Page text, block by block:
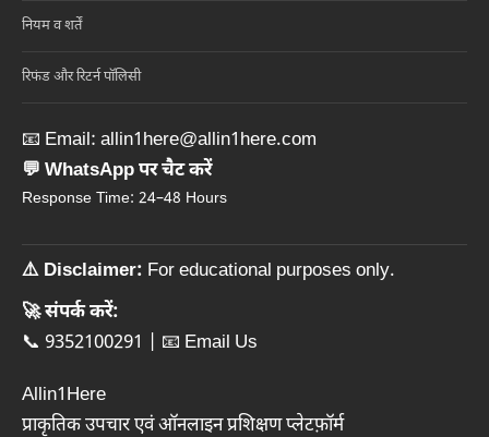
नियम व शर्तें
रिफंड और रिटर्न पॉलिसी
📧 Email: allin1here@allin1here.com
💬 WhatsApp पर चैट करें
Response Time: 24–48 Hours
⚠️ Disclaimer: For educational purposes only.
🚀 संपर्क करें:
📞 9352100291
📧 Email Us
Allin1Here
प्राकृतिक उपचार एवं ऑनलाइन प्रशिक्षण प्लेटफ़ॉर्म